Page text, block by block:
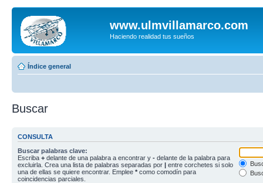
www.ulmvillamarco.com
Haciendo realidad tus sueños
Índice general
Buscar
CONSULTA
Buscar palabras clave:
Escriba + delante de una palabra a encontrar y - delante de la palabra para
excluirla. Crea una lista de palabras separadas por | entre corchetes si solo
una de ellas se quiere encontrar. Emplee * como comodín para
coincidencias parciales.